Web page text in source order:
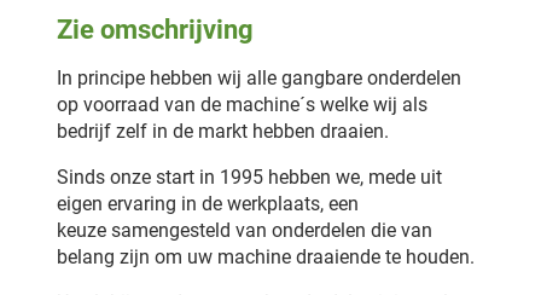
Zie omschrijving
In principe hebben wij alle gangbare onderdelen
op voorraad van de machine´s welke wij als
bedrijf zelf in de markt hebben draaien.
Sinds onze start in 1995 hebben we, mede uit
eigen ervaring in de werkplaats, een
keuze samengesteld van onderdelen die van
belang zijn om uw machine draaiende te houden.